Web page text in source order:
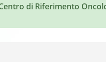
di Riferimento